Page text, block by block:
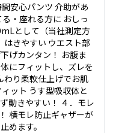
安心パンツ 介助があ
・座れる方に おしっ
として（当社測定方
はきやすい ウエスト部
げカンタン！ お腹ま
にフィットし、ズレを
わり柔軟仕上げでお肌
ット うす型吸収体と
動きやすい！ ４．モレ
横モレ防止ギャザーが
めます。